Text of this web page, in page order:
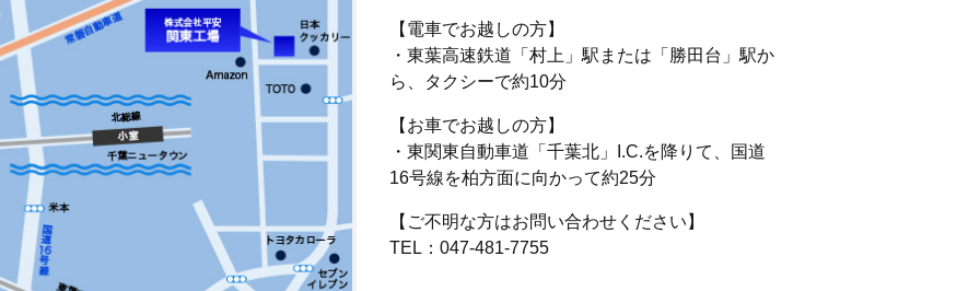
【電車でお越しの方】
・東葉高速鉄道「村上」駅または「勝田台」駅か
ら、タクシーで約10分
【お車でお越しの方】
・東関東自動車道「千葉北」I.C.を降りて、国道
16号線を柏方面に向かって約25分
【ご不明な方はお問い合わせください】
TEL：047-481-7755